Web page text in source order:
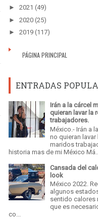
► 2021 (49)
► 2020 (25)
► 2019 (117)
PÁGINA PRINCIPAL
ENTRADAS
Irán a la cárcel
quieran lavar la
trabajadores.
México.- Irán a
no quieran
maridos
historia mas de mi México Má...
Cansada del
look
México 2022.
algunos
sentido calores
que es
co...